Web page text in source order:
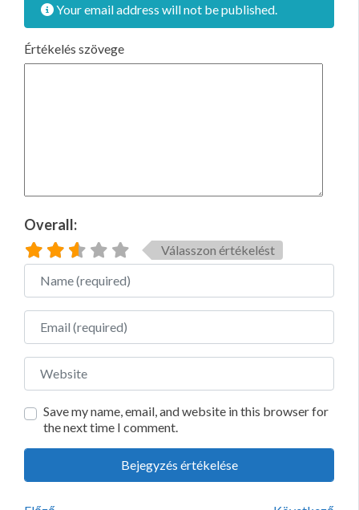
Your email address will not be published.
Értékelés szövege
Overall:
Válasszon értékelést
Name
Email
Website
Save my name, email, and website in this browser for
the next time I comment.